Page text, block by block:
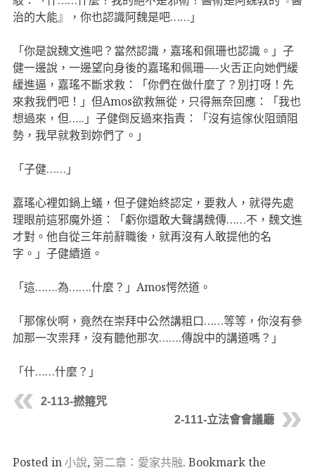
治的大能』，你也認識阿魏是吧……」
「你是說魏文進吧？當然認識，嘉瑤和佩珊也認識。」子
健一邊說，一邊望向身後的嘉瑤和佩珊—-火舌正向她們緩
緩進逼，嘉瑤不斷求救：「你們在做什麼了？別打呀！先
來救我們吧！」但Amos欲救無從，只得無奈回應：「我也
想過來，但…..」子健倒反過來指責：「沒有這傢伙阻頭阻
勢，我早就救到妳們了。」
「子健……」
嘉瑤心裡如鍋上蟻，但子健始終認定，要救人，就得先處
理眼前這邪魔外道：「虧你還敢大聲講魏傳……不，魏文進
才對。他自從三年前辭職後，就再沒有人敢提他的名
字。」子健續道。
「這…….為…….什麼？」Amos愕然道。
「那傢伙啊，竟然在崇拜中公然講粗口……等等，你沒有參
加那一次祟拜，沒有聽他那次…….傳說中的講道嗎？」
「什……什麼？」
2-113-撚箍咒
2-111-立法會會議廳
Posted in小說, 第二章：愛家共融. Bookmark the